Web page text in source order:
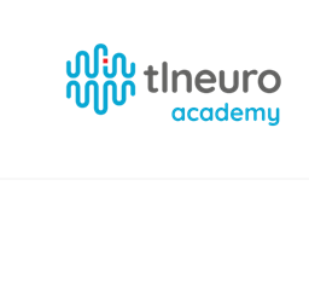
contenido